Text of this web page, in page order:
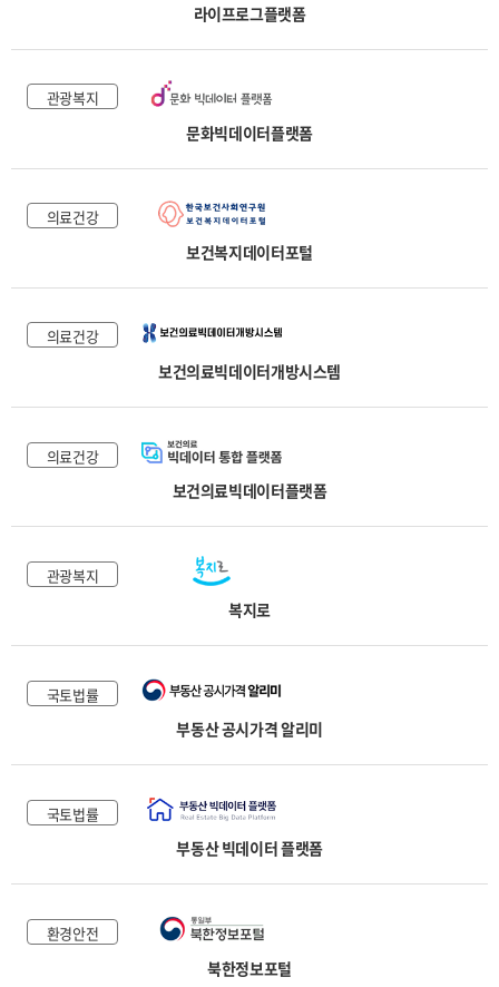
라이프로그플랫폼
관광복지
문화빅데이터플랫폼
의료건강
보건복지데이터포털
의료건강
보건의료빅데이터개방시스템
의료건강
보건의료빅데이터플랫폼
관광복지
복지로
국토법률
부동산 공시가격 알리미
국토법률
부동산 빅데이터 플랫폼
환경안전
북한정보포털